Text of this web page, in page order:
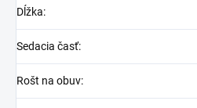
Dĺžka:
Sedacia časť:
Rošt na obuv: